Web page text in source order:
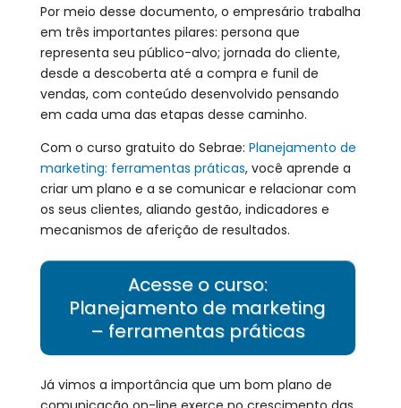
Por meio desse documento, o empresário trabalha
em três importantes pilares: persona que
representa seu público-alvo; jornada do cliente,
desde a descoberta até a compra e funil de
vendas, com conteúdo desenvolvido pensando
em cada uma das etapas desse caminho.
Com o curso gratuito do Sebrae: Planejamento de
marketing: ferramentas práticas, você aprende a
criar um plano e a se comunicar e relacionar com
os seus clientes, aliando gestão, indicadores e
mecanismos de aferição de resultados.
Acesse o curso:
Planejamento de marketing
– ferramentas práticas
Já vimos a importância que um bom plano de